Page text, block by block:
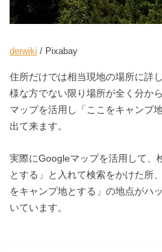
derwiki / Pixabay
住所だけでは相当現地の場所に詳
様な方でない限り場所が全く分か
マップを活用し「ここをキャンプ
出て来ます。
実際にGoogleマップを活用して、
とする」と入れて検索をかけた所
をキャンプ地とする」の地点がハ
いています。